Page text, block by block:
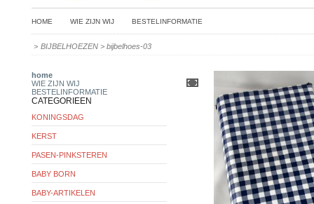
HOME WIE ZIJN WIJ BESTELINFORMATIE
> BIJBELHOEZEN > bijbelhoes-03
home
WIE ZIJN WIJ
BESTELINFORMATIE
CATEGORIEEN
KONINGSDAG
KERST
PASEN-PINKSTEREN
BABY BORN
BABY-ARTIKELEN